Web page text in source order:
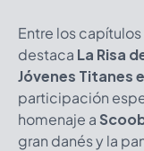
Entre los
destaca La Risa
Jóvenes Titanes
participación
homenaje a
gran danés y la